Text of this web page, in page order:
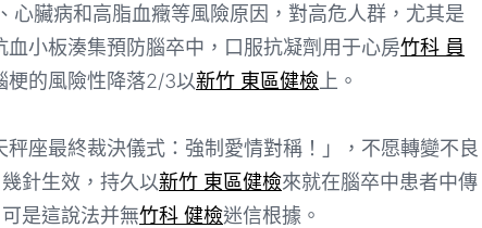
心臟病和高脂血癥等風險原因，對高危人群，尤其是
小板湊集預防腦卒中，口服抗凝劑用于心房竹科 員
梗的風險性降落2/3以新竹 東區健檢 上。
最終裁決儀式：強制愛情對稱！」，不愿轉變不良
針生效，持久以新竹 東區健檢來就在腦卒中患者中傳
是這說法并無竹科 健檢迷信根據。